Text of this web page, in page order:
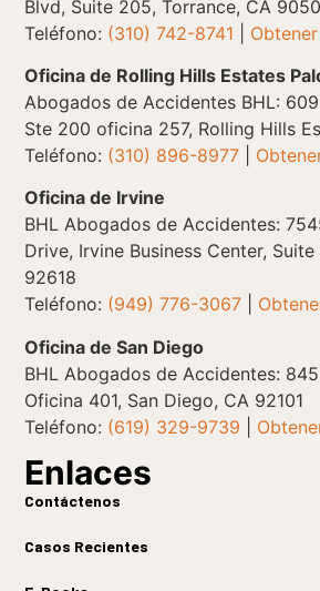
Blvd, Suite 205, Torrance, CA
Teléfono: (310) 742-8741
Oficina de Rolling Hills Estates
Abogados de Accidentes BHL:
Ste 200 oficina 257, Rolling Hills
Teléfono: (310) 896-8977
Oficina de Irvine
BHL Abogados de Accidentes:
Drive, Irvine Business Center,
92618
Teléfono: (949) 776-3067
Oficina de San Diego
BHL Abogados de Accidentes:
Oficina 401, San Diego, CA 92101
Teléfono: (619) 329-9739
Enlaces
Contáctenos
Casos Recientes